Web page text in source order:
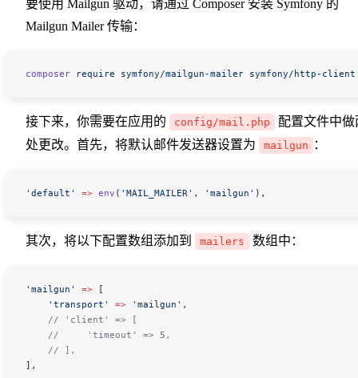
要使用 Mailgun 驱动，请通过 Composer 安装 Symfony 的
Mailgun Mailer 传输：
composer require symfony/mailgun-mailer symfony/http-client
接下来，你需要在应用的 config/mail.php
配置文件中做
处更改。首先，将默认邮件发送器设置为
mailgun ：
'default' => env ( 'MAIL_MAILER' , 'mailgun' ),
其次，将以下配置数组添加到 mailers 数组中：
'mailgun' => [
    'transport'
=> 'mailgun' ,
    // 'client' => [
    //     'timeout' => 5,
    // ],
],